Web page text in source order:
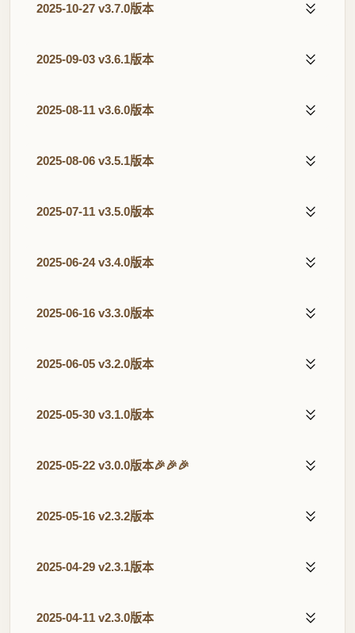
2025-10-27 v3.7.0版本
2025-09-03 v3.6.1版本
2025-08-11 v3.6.0版本
2025-08-06 v3.5.1版本
2025-07-11 v3.5.0版本
2025-06-24 v3.4.0版本
2025-06-16 v3.3.0版本
2025-06-05 v3.2.0版本
2025-05-30 v3.1.0版本
2025-05-22 v3.0.0版本🎉🎉🎉
2025-05-16 v2.3.2版本
2025-04-29 v2.3.1版本
2025-04-11 v2.3.0版本